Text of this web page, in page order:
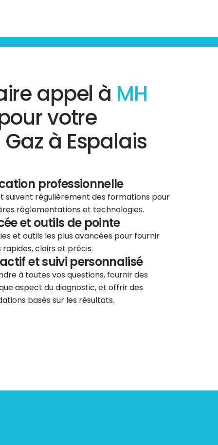
appel à MH
votre
à Espalais
professionnelle
suivent régulièrement des formations pour
réglementations et technologies.
et outils de pointe
et outils les plus avancées pour fournir
clairs et précis.
et suivi personnalisé
à toutes vos questions, fournir des
aspect du diagnostic, et offrir des
basés sur les résultats.